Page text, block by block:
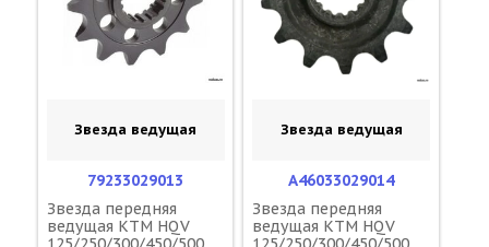
Звезда ведущая
79233029013
Звезда передняя
ведущая KTM HQV
Звезда ведущая
A46033029014
Звезда передняя
ведущая KTM HQV